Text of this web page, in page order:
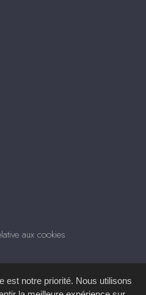
aux cookies
est notre priorité. Nous utilisons